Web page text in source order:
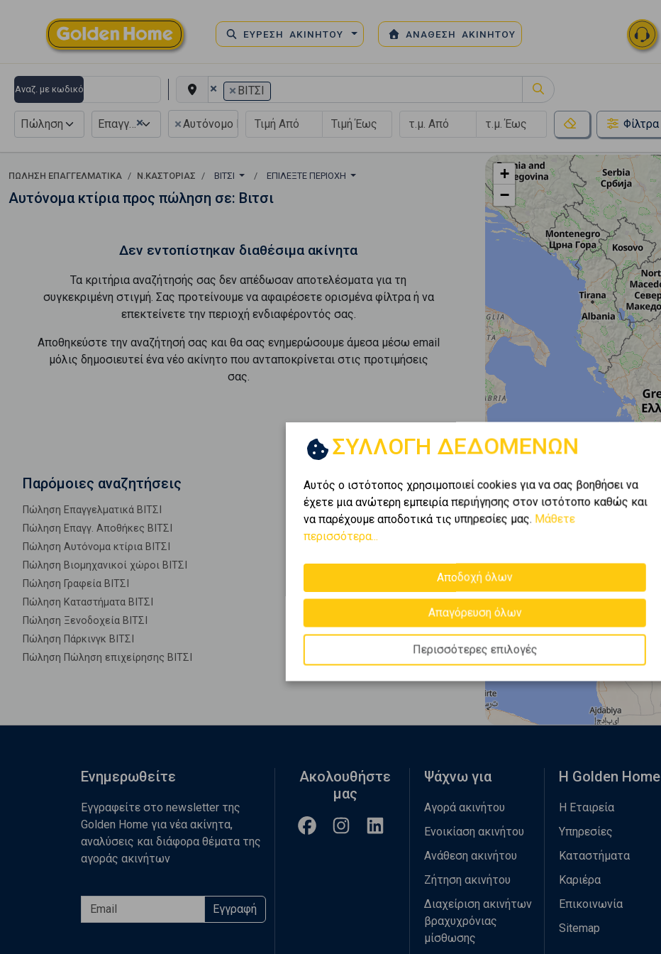
ΕΥΡΕΣΗ ΑΚΙΝΗΤΟΥ ΑΝΑΘΕΣΗ ΑΚΙΝΗΤΟΥ
Αναζ. με κωδικό × × ΒΙΤΣΙ
Πώληση ×
Επαγγελματικό ×Αυτόνομο Κτίριο Φίλτρα
ΠΏΛΗΣΗ ΕΠΑΓΓΕΛΜΑΤΙΚΆ Ν.ΚΑΣΤΟΡΙΑΣ ΒΙΤΣΙ ΕΠΙΛΈΞΤΕ ΠΕΡΙΟΧΉ
Αυτόνομα κτίρια προς πώληση σε: Βιτσι
Δεν εντοπίστηκαν διαθέσιμα ακίνητα
Τα κριτήρια αναζήτησής σας δεν απέδωσαν αποτελέσματα για τη
συγκεκριμένη στιγμή. Σας προτείνουμε να αφαιρέσετε ορισμένα φίλτρα ή να
επεκτείνετε την περιοχή ενδιαφέροντός σας.
Αποθηκεύστε την αναζήτησή σας και θα σας ενημερώσουμε άμεσα μέσω email
μόλις δημοσιευτεί ένα νέο ακίνητο που ανταποκρίνεται στις προτιμήσεις
σας.
Παρόμοιες αναζητήσεις
Πώληση Επαγγελματικά ΒΙΤΣΙ
Πώληση Επαγγ. Αποθήκες ΒΙΤΣΙ
Πώληση Αυτόνομα κτίρια ΒΙΤΣΙ
Πώληση Βιομηχανικοί χώροι ΒΙΤΣΙ
Πώληση Γραφεία ΒΙΤΣΙ
Πώληση Καταστήματα ΒΙΤΣΙ
Πώληση Ξενοδοχεία ΒΙΤΣΙ
Πώληση Πάρκινγκ ΒΙΤΣΙ
Πώληση Πώληση επιχείρησης ΒΙΤΣΙ
+
−
ΣΥΛΛΟΓΗ ΔΕΔΟΜΕΝΩΝ
Αυτός ο ιστότοπος χρησιμοποιεί cookies για να σας βοηθήσει να
έχετε μια ανώτερη εμπειρία περιήγησης στον ιστότοπο καθώς και
να παρέχουμε αποδοτικά τις υπηρεσίες μας. Μάθετε
περισσότερα...
Αποδοχή όλων
Απαγόρευση όλων
Περισσότερες επιλογές
Ενημερωθείτε
Εγγραφείτε στο newsletter της
Golden Home για νέα ακίνητα,
αναλύσεις και διάφορα θέματα της
αγοράς ακινήτων
Εγγραφή
Ακολουθήστε
μας
Ψάχνω για
Αγορά ακινήτου
Ενοικίαση ακινήτου
Ανάθεση ακινήτου
Ζήτηση ακινήτου
Διαχείριση ακινήτων
βραχυχρόνιας
μίσθωσης
Η Golden Home
Η Εταιρεία
Υπηρεσίες
Καταστήματα
Καριέρα
Επικοινωνία
Sitemap